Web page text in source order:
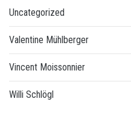
Uncategorized
Valentine Mühlberger
Vincent Moissonnier
Willi Schlögl